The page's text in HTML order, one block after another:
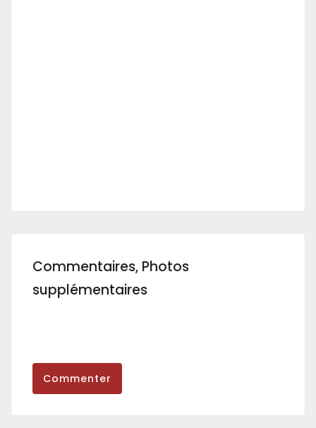
Commentaires, Photos
supplémentaires
Commenter